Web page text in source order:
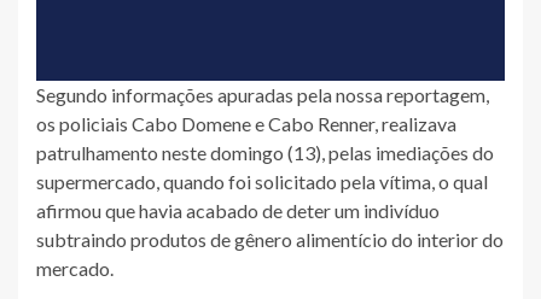
Segundo informações apuradas pela nossa reportagem,
os policiais Cabo Domene e Cabo Renner, realizava
patrulhamento neste domingo (13), pelas imediações do
supermercado, quando foi solicitado pela vítima, o qual
afirmou que havia acabado de deter um indivíduo
subtraindo produtos de gênero alimentício do interior do
mercado.